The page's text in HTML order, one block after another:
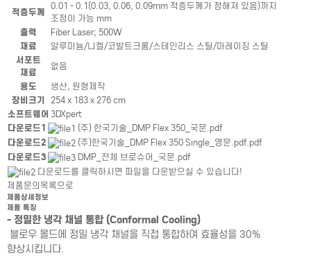
적층두께
0.01 - 0.1(0.03, 0.06, 0.09mm 적층두께가 정해져 있음)까지
조정이 가능 mm
출력 Fiber Laser; 500W
재료 알루미늄/니켈/코발트크롬/스테인리스 스틸/마레이징 스틸
서포트
재료
없음
용도 생산, 원형제작
장비크기 254 x 183 x 276 cm
소프트웨어 3DXpert
다운로드1 (주) 한국기술_DMP Flex 350_국문.pdf
다운로드2 (주)한국기술_DMP Flex 350 Single_영문.pdf.pdf
다운로드3
DMP_전체 브로슈어_국문.pdf
다운로드를 클릭하시면 파일을 다운받으실 수 있습니다!
제품문의 목록으로
제품상세정보
제품 특징
- 정밀한 냉각 채널 통합 (Conformal Cooling)
블로우 몰드에 정밀 냉각 채널을 직접 통합하여 효율성을 30%
향상시킵니다.